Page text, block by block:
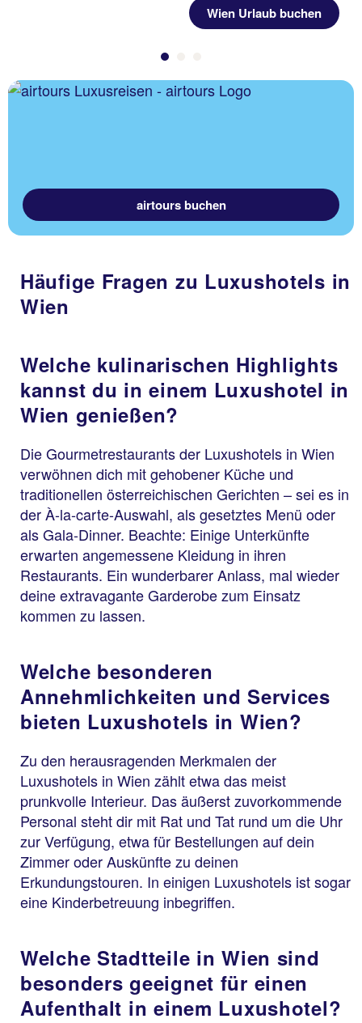
Wien Urlaub buchen
airtours buchen
Häufige Fragen zu Luxushotels in
Wien
Welche kulinarischen Highlights
kannst du in einem Luxushotel in
Wien genießen?
Die Gourmetrestaurants der Luxushotels in Wien
verwöhnen dich mit gehobener Küche und
traditionellen österreichischen Gerichten – sei es in
der À-la-carte-Auswahl, als gesetztes Menü oder
als Gala-Dinner. Beachte: Einige Unterkünfte
erwarten angemessene Kleidung in ihren
Restaurants. Ein wunderbarer Anlass, mal wieder
deine extravagante Garderobe zum Einsatz
kommen zu lassen.
Welche besonderen
Annehmlichkeiten und Services
bieten Luxushotels in Wien?
Zu den herausragenden Merkmalen der
Luxushotels in Wien zählt etwa das meist
prunkvolle Interieur. Das äußerst zuvorkommende
Personal steht dir mit Rat und Tat rund um die Uhr
zur Verfügung, etwa für Bestellungen auf dein
Zimmer oder Auskünfte zu deinen
Erkundungstouren. In einigen Luxushotels ist sogar
eine Kinderbetreuung inbegriffen.
Welche Stadtteile in Wien sind
besonders geeignet für einen
Aufenthalt in einem Luxushotel?